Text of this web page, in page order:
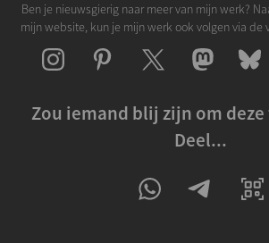
Ben je nieuwsgierig naar meer van mijn werk?
mijn website, kun je mijn werk ook volgen via de
Zou iemand blij zijn om
Deel...